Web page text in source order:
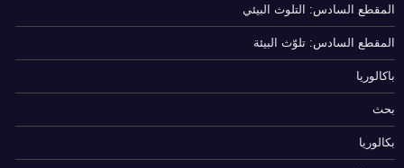
المقطع السادس: التلوث البيئي
المقطع السادس: تلوّث البيئة
باكالوريا
بحث
بكالوريا